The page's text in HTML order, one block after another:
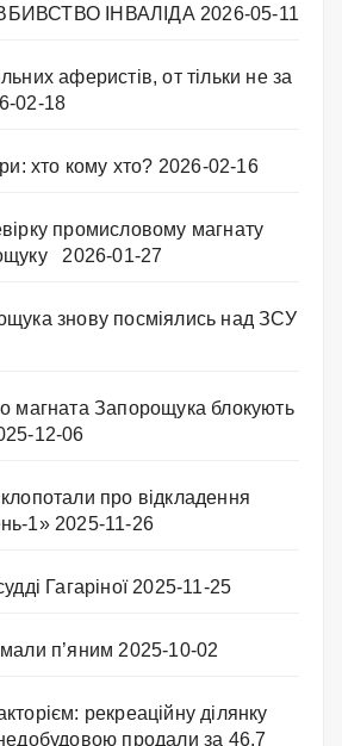
ІНВАЛІДА 2026-05-11
аферистів, от тільки не за
02-18
хто кому хто? 2026-02-16
промисловому магнату
2026-01-27
знову посміялись над ЗСУ
магната Запорощука блокують
12-06
про відкладення
1» 2025-11-26
Гагаріної 2025-11-25
п’яним 2025-10-02
рекреаційну ділянку
продали за 46,7